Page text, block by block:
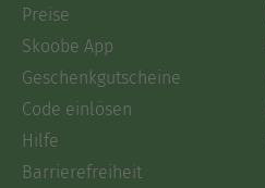
Preise
Skoobe App
Geschenkgutscheine
Code einlösen
Hilfe
Barrierefreiheit